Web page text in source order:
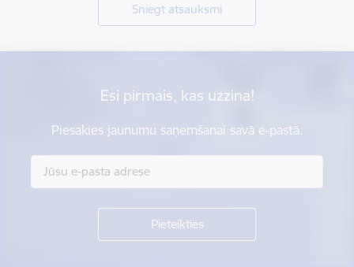
Sniegt atsauksmi
Esi pirmais, kas uzzina!
Piesakies jaunumu saņemšanai savā e-pastā.